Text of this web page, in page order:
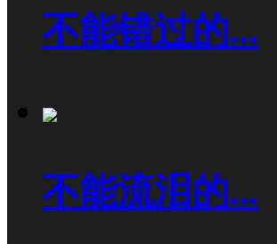
不能错过的...
不能流泪的...